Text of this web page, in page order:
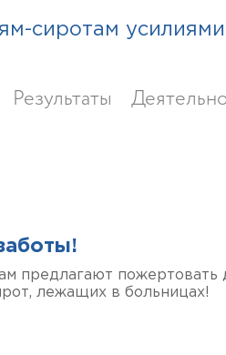
сиротам
Результаты
предлагают пожертовать
лежащих в больницах!